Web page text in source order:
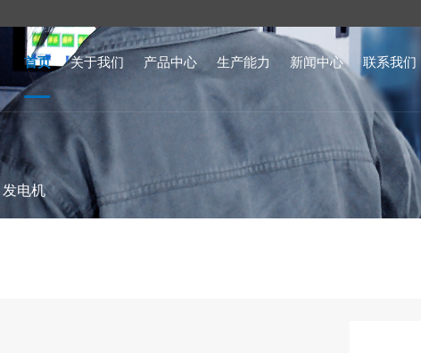
首页 关于我们
公司简介
生产能力
产品中心
工程机械
矿车
生产能力 新闻中心
公司新闻
行业资讯
联系我们
在线留言
发电机